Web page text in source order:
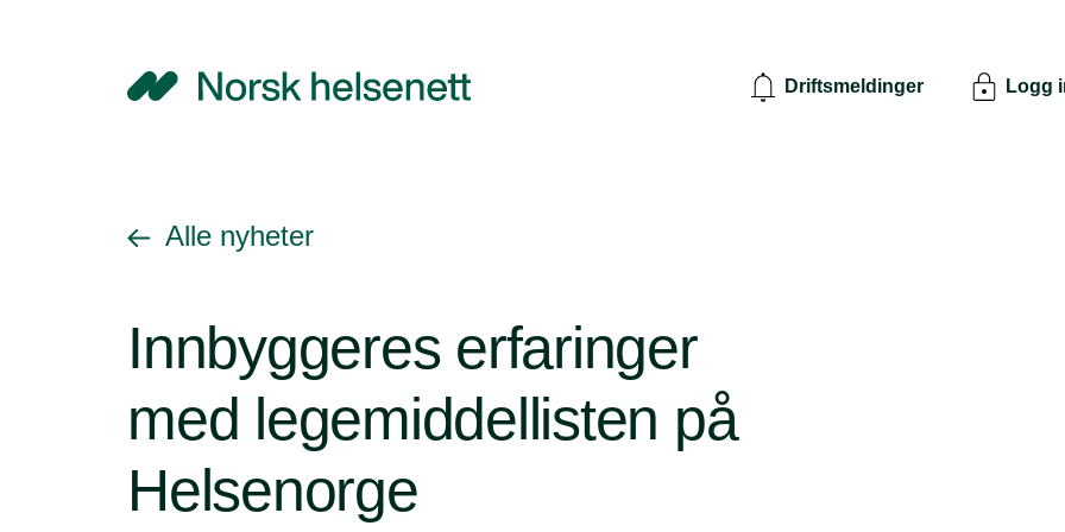
NHN Driftsmeldinger Logg
Gå tilbake til
Alle nyheter
Innbyggeres erfaringer
med legemiddellisten på
Helsenorge